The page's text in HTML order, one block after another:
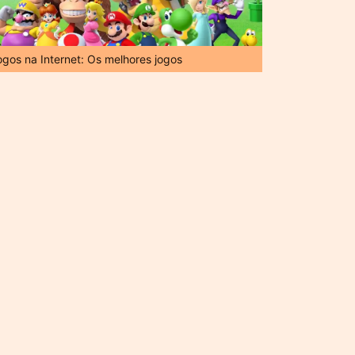
na Internet: Os melhores jogos